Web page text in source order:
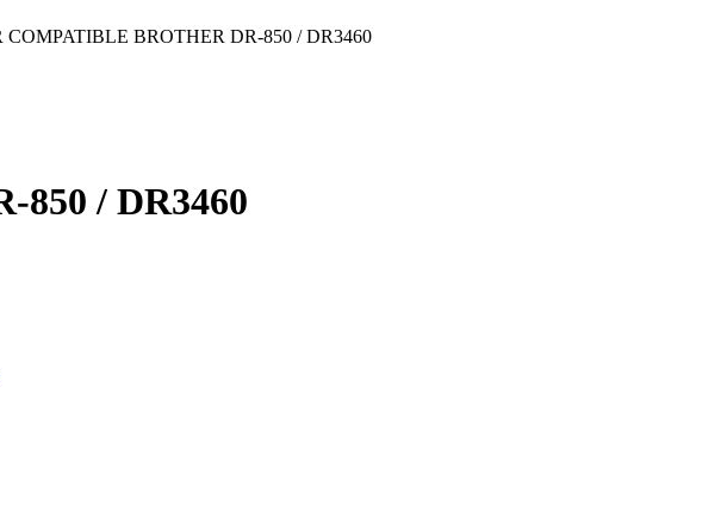
BROTHER DR-850 / DR3460
850 / DR3460